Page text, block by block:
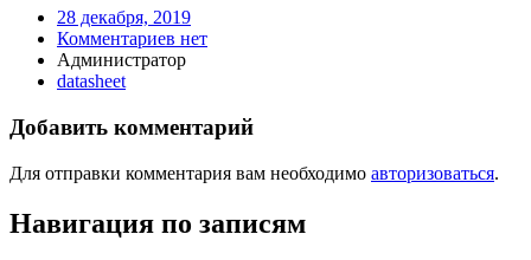
28 декабря, 2019
Комментариев нет
Администратор
datasheet
Добавить комментарий
Для отправки комментария вам необходимо авторизоваться.
Навигация по записям